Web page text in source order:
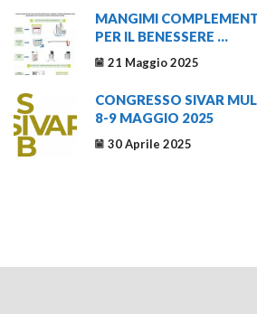
MANGIMI
PER IL BENESSERE ...
21 Maggio 2025
CONGRESSO SIVAR
8-9 MAGGIO 2025
30 Aprile 2025